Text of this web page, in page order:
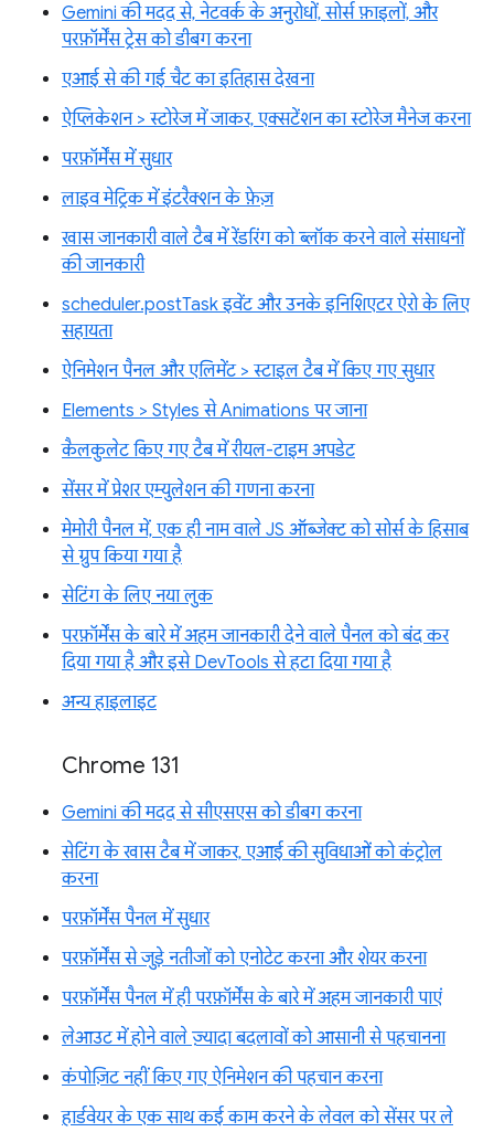
Gemini की मदद से, नेटवर्क के अनुरोधों, सोर्स फ़ाइलों, और
परफ़ॉर्मेंस ट्रेस को डीबग करना
एआई से की गई चैट का इतिहास देखना
ऐप्लिकेशन > स्टोरेज में जाकर, एक्सटेंशन का स्टोरेज मैनेज करना
परफ़ॉर्मेंस में सुधार
लाइव मेट्रिक में इंटरैक्शन के फ़ेज़
खास जानकारी वाले टैब में रेंडरिंग को ब्लॉक करने वाले संसाधनों
की जानकारी
scheduler.postTask इवेंट और उनके इनिशिएटर ऐरो के लिए
सहायता
ऐनिमेशन पैनल और एलिमेंट > स्टाइल टैब में किए गए सुधार
Elements > Styles से Animations पर जाना
कैलकुलेट किए गए टैब में रीयल-टाइम अपडेट
सेंसर में प्रेशर एम्युलेशन की गणना करना
मेमोरी पैनल में, एक ही नाम वाले JS ऑब्जेक्ट को सोर्स के हिसाब
से ग्रुप किया गया है
सेटिंग के लिए नया लुक
परफ़ॉर्मेंस के बारे में अहम जानकारी देने वाले पैनल को बंद कर
दिया गया है और इसे DevTools से हटा दिया गया है
अन्य हाइलाइट
Chrome 131
Gemini की मदद से सीएसएस को डीबग करना
सेटिंग के खास टैब में जाकर, एआई की सुविधाओं को कंट्रोल
करना
परफ़ॉर्मेंस पैनल में सुधार
परफ़ॉर्मेंस से जुड़े नतीजों को एनोटेट करना और शेयर करना
परफ़ॉर्मेंस पैनल में ही परफ़ॉर्मेंस के बारे में अहम जानकारी पाएं
लेआउट में होने वाले ज़्यादा बदलावों को आसानी से पहचानना
कंपोज़िट नहीं किए गए ऐनिमेशन की पहचान करना
हार्डवेयर के एक साथ कई काम करने के लेवल को सेंसर पर ले